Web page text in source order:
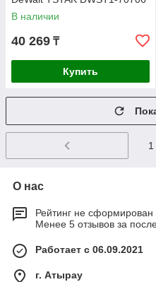
В наличии
40 269 ₸
Купить
1
О нас
Рейтинг не сформирован
Менее 5 отзывов за
Работает с 06.09.2021
г. Атырау